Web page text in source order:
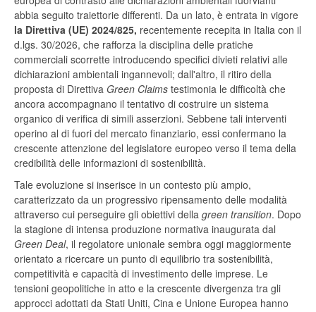
abbia seguito traiettorie differenti. Da un lato, è entrata in vigore
la Direttiva (UE) 2024/825, recentemente recepita in Italia con il
d.lgs. 30/2026, che rafforza la disciplina delle pratiche
commerciali scorrette introducendo specifici divieti relativi alle
dichiarazioni ambientali ingannevoli; dall'altro, il ritiro della
proposta di Direttiva Green Claims testimonia le difficoltà che
ancora accompagnano il tentativo di costruire un sistema
organico di verifica di simili asserzioni. Sebbene tali interventi
operino al di fuori del mercato finanziario, essi confermano la
crescente attenzione del legislatore europeo verso il tema della
credibilità delle informazioni di sostenibilità.
Tale evoluzione si inserisce in un contesto più ampio,
caratterizzato da un progressivo ripensamento delle modalità
attraverso cui perseguire gli obiettivi della green transition. Dopo
la stagione di intensa produzione normativa inaugurata dal
Green Deal, il regolatore unionale sembra oggi maggiormente
orientato a ricercare un punto di equilibrio tra sostenibilità,
competitività e capacità di investimento delle imprese. Le
tensioni geopolitiche in atto e la crescente divergenza tra gli
approcci adottati da Stati Uniti, Cina e Unione Europea hanno